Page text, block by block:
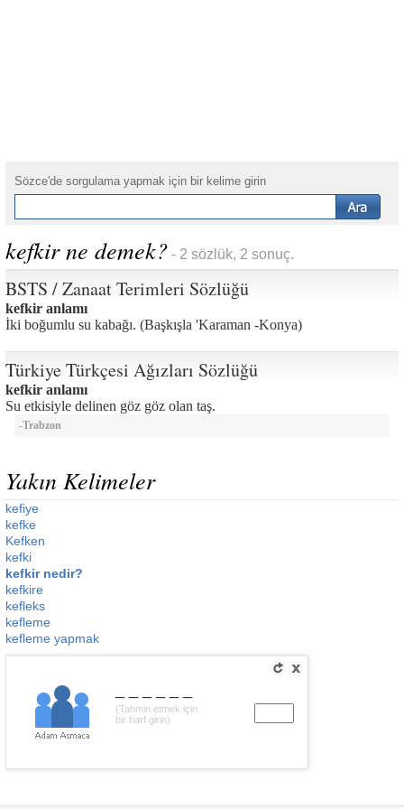
Sözce'de sorgulama yapmak için bir kelime girin
kefkir ne demek? - 2 sözlük, 2 sonuç.
BSTS / Zanaat Terimleri Sözlüğü
kefkir anlamı
İki boğumlu su kabağı. (Başkışla 'Karaman -Konya)
Türkiye Türkçesi Ağızları Sözlüğü
kefkir anlamı
Su etkisiyle delinen göz göz olan taş.
-Trabzon
Yakın Kelimeler
kefiye
kefke
Kefken
kefki
kefkir nedir?
kefkire
kefleks
kefleme
kefleme yapmak
(Tahmin etmek için
bir harf girin)